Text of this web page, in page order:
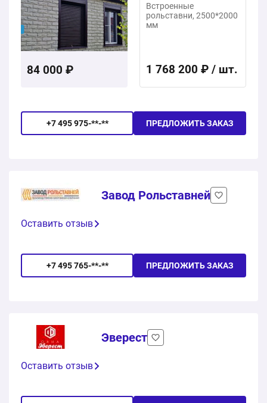
+7 495 975-**-** ПРЕДЛОЖИТЬ ЗАКАЗ
84 000 ₽
Встроенные
рольставни, 2500*2000
мм
1 768 200 ₽ / шт.
Завод Рольставней
+7 495 765-**-** ПРЕДЛОЖИТЬ ЗАКАЗ
Оставить отзыв
Эверест
Оставить отзыв